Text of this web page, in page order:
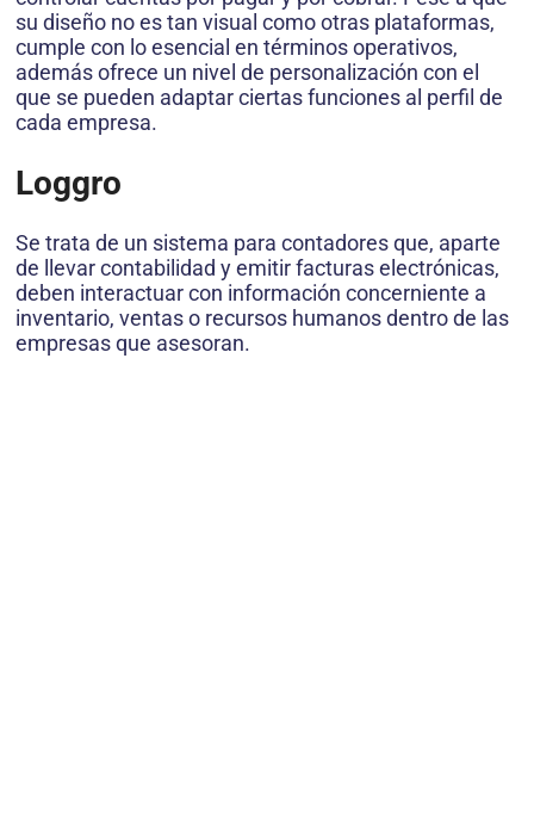
su diseño no es tan visual como otras plataformas,
cumple con lo esencial en términos operativos,
además ofrece un nivel de personalización con el
que se pueden adaptar ciertas funciones al perfil de
cada empresa.
Loggro
Se trata de un sistema para contadores que, aparte
de llevar contabilidad y emitir facturas electrónicas,
deben interactuar con información concerniente a
inventario, ventas o recursos humanos dentro de las
empresas que asesoran.